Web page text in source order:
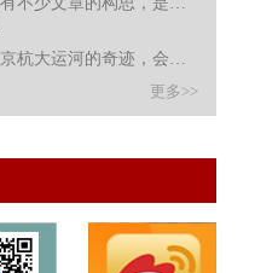
中国作家协会会员王梓夫：京杭大运河的奇迹，会是历史星
更多>>